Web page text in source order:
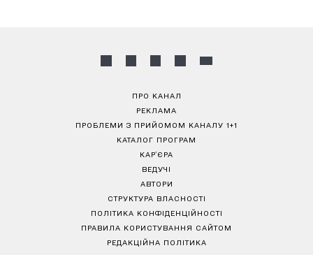
ПРО КАНАЛ
РЕКЛАМА
ПРОБЛЕМИ З ПРИЙОМОМ КАНАЛУ 1+1
КАТАЛОГ ПРОГРАМ
КАР’ЄРА
ВЕДУЧІ
АВТОРИ
СТРУКТУРА ВЛАСНОСТІ
ПОЛІТИКА КОНФІДЕНЦІЙНОСТІ
ПРАВИЛА КОРИСТУВАННЯ САЙТОМ
РЕДАКЦІЙНА ПОЛІТИКА